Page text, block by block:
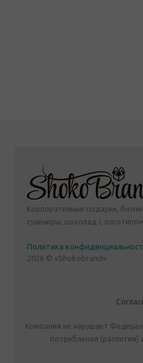
Корпоративные подарки,
сувениры, шоколад с логотипом
Политика
2026 © «Shokobrand»
Компания не нарушает
потребления